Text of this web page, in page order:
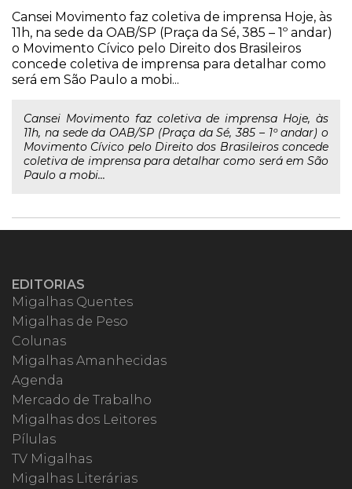
Cansei Movimento faz coletiva de imprensa Hoje, às
11h, na sede da OAB/SP (Praça da Sé, 385 – 1º andar)
o Movimento Cívico pelo Direito dos Brasileiros
concede coletiva de imprensa para detalhar como
será em São Paulo a mobi...
Cansei Movimento faz coletiva de imprensa Hoje, às
11h, na sede da OAB/SP (Praça da Sé, 385 – 1º andar) o
Movimento Cívico pelo Direito dos Brasileiros concede
coletiva de imprensa para detalhar como será em São
Paulo a mobi...
EDITORIAS
Migalhas Quentes
Migalhas de Peso
Colunas
Migalhas Amanhecidas
Agenda
Mercado de Trabalho
Migalhas dos Leitores
Pílulas
TV Migalhas
Migalhas Literárias